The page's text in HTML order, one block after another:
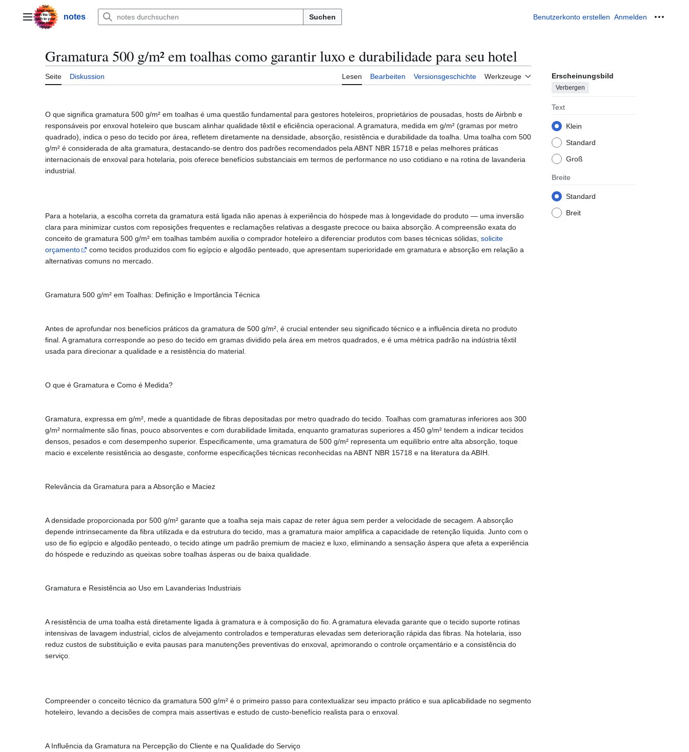
springenHauptmenünotes Suchen Benutzerkonto erstellen Anmelden Meine
Gramatura 500 g/m² em toalhas como garantir luxo e durabilidade para seu hotel
Seite Diskussion Lesen Bearbeiten Versionsgeschichte Werkzeuge Erscheinungsbild
Verbergen
Text
Klein
Standard
Groß
Breite
Standard
Breit
O que significa gramatura 500 g/m² em toalhas é uma questão fundamental para gestores hoteleiros, proprietários de pousadas, hosts de Airbnb e
responsáveis por enxoval hoteleiro que buscam alinhar qualidade têxtil e eficiência operacional. A gramatura, medida em g/m² (gramas por metro
quadrado), indica o peso do tecido por área, refletem diretamente na densidade, absorção, resistência e durabilidade da toalha. Uma toalha com 500
g/m² é considerada de alta gramatura, destacando-se dentro dos padrões recomendados pela ABNT NBR 15718 e pelas melhores práticas
internacionais de enxoval para hotelaria, pois oferece benefícios substanciais em termos de performance no uso cotidiano e na rotina de lavanderia
industrial.
Para a hotelaria, a escolha correta da gramatura está ligada não apenas à experiência do hóspede mas à longevidade do produto — uma inversão
clara para minimizar custos com reposições frequentes e reclamações relativas a desgaste precoce ou baixa absorção. A compreensão exata do
conceito de gramatura 500 g/m² em toalhas também auxilia o comprador hoteleiro a diferenciar produtos com bases técnicas sólidas, solicite
orçamento
como tecidos produzidos com fio egípcio e algodão penteado, que apresentam superioridade em gramatura e absorção em relação a
alternativas comuns no mercado.
Gramatura 500 g/m² em Toalhas: Definição e Importância Técnica
Antes de aprofundar nos benefícios práticos da gramatura de 500 g/m², é crucial entender seu significado técnico e a influência direta no produto
final. A gramatura corresponde ao peso do tecido em gramas dividido pela área em metros quadrados, e é uma métrica padrão na indústria têxtil
usada para direcionar a qualidade e a resistência do material.
O que é Gramatura e Como é Medida?
Gramatura, expressa em g/m², mede a quantidade de fibras depositadas por metro quadrado do tecido. Toalhas com gramaturas inferiores aos 300
g/m² normalmente são finas, pouco absorventes e com durabilidade limitada, enquanto gramaturas superiores a 450 g/m² tendem a indicar tecidos
densos, pesados e com desempenho superior. Especificamente, uma gramatura de 500 g/m² representa um equilíbrio entre alta absorção, toque
macio e excelente resistência ao desgaste, conforme especificações técnicas reconhecidas na ABNT NBR 15718 e na literatura da ABIH.
Relevância da Gramatura para a Absorção e Maciez
A densidade proporcionada por 500 g/m² garante que a toalha seja mais capaz de reter água sem perder a velocidade de secagem. A absorção
depende intrinsecamente da fibra utilizada e da estrutura do tecido, mas a gramatura maior amplifica a capacidade de retenção líquida. Junto com o
uso de fio egípcio e algodão penteado, o tecido atinge um padrão premium de maciez e luxo, eliminando a sensação áspera que afeta a experiência
do hóspede e reduzindo as queixas sobre toalhas ásperas ou de baixa qualidade.
Gramatura e Resistência ao Uso em Lavanderias Industriais
A resistência de uma toalha está diretamente ligada à gramatura e à composição do fio. A gramatura elevada garante que o tecido suporte rotinas
intensivas de lavagem industrial, ciclos de alvejamento controlados e temperaturas elevadas sem deterioração rápida das fibras. Na hotelaria, isso
reduz custos de substituição e evita pausas para manutenções preventivas do enxoval, aprimorando o controle orçamentário e a consistência do
serviço.
Compreender o conceito técnico da gramatura 500 g/m² é o primeiro passo para contextualizar seu impacto prático e sua aplicabilidade no segmento
hoteleiro, levando a decisões de compra mais assertivas e estudo de custo-benefício realista para o enxoval.
A Influência da Gramatura na Percepção do Cliente e na Qualidade do Serviço